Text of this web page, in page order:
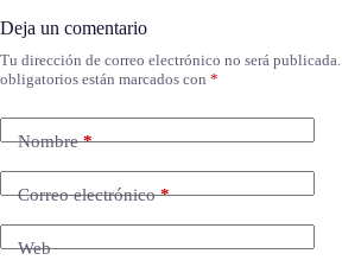
Deja un comentario
Tu dirección de correo electrónico no será publicada.
obligatorios están marcados con *
Nombre*
Correo electrónico*
Web